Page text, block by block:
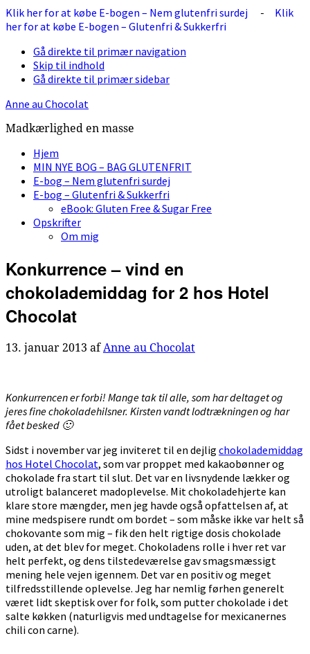
Klik her for at købe E-bogen – Nem glutenfri surdej - Klik
her for at købe E-bogen – Glutenfri & Sukkerfri
Gå direkte til primær navigation
Skip til indhold
Gå direkte til primær sidebar
Anne au Chocolat
Madkærlighed en masse
Hjem
MIN NYE BOG – BAG GLUTENFRIT
E-bog – Nem glutenfri surdej
E-bog – Glutenfri & Sukkerfri
eBook: Gluten Free & Sugar Free
Opskrifter
Om mig
Konkurrence – vind en
chokolademiddag for 2 hos Hotel
Chocolat
13. januar 2013 afAnne au Chocolat
Konkurrencen er forbi! Mange tak til alle, som har deltaget og
jeres fine chokoladehilsner. Kirsten vandt lodtrækningen og har
fået besked 🙂
Sidst i november var jeg inviteret til en dejlig chokolademiddag
hos Hotel Chocolat, som var proppet med kakaobønner og
chokolade fra start til slut. Det var en livsnydende lækker og
utroligt balanceret madoplevelse. Mit chokoladehjerte kan
klare store mængder, men jeg havde også opfattelsen af, at
mine medspisere rundt om bordet – som måske ikke var helt så
chokovante som mig – fik den helt rigtige dosis chokolade
uden, at det blev for meget. Chokoladens rolle i hver ret var
helt perfekt, og dens tilstedeværelse gav smagsmæssigt
mening hele vejen igennem. Det var en positiv og meget
tilfredsstillende oplevelse. Jeg har nemlig førhen generelt
været lidt skeptisk over for folk, som putter chokolade i det
salte køkken (naturligvis med undtagelse for mexicanernes
chili con carne).